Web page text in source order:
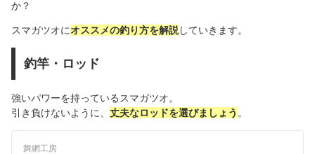
か？
スマガツオにオススメの釣り方を解説していきます。
釣竿・ロッド
強いパワーを持っているスマガツオ。
引き負けないように、 丈夫なロッドを選びましょう 。
舞網工房